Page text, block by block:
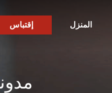
المنزل إقتباس